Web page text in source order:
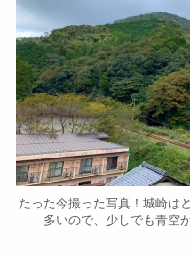
たった今撮った写真！城崎は
多いので、少しでも青空